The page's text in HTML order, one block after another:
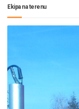
Ekipa na terenu